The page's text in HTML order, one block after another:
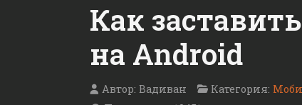
Как
на Android
Автор: Вадиван Категория: